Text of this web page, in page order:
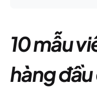
10 mẫu
hàng